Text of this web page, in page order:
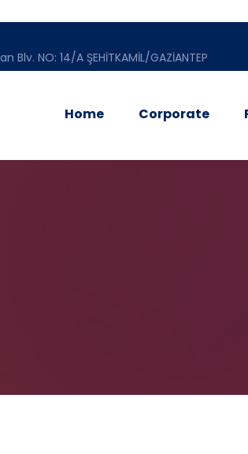
NO: 14/A ŞEHİTKAMİL/GAZİANTEP
Home Corporate